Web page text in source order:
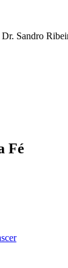
Dr. Sandro
Fé